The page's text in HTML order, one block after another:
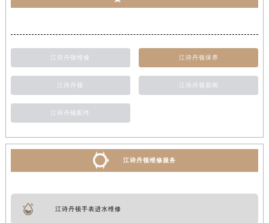
江诗丹顿维修 江诗丹顿保养
江诗丹顿 江诗丹顿新闻
江诗丹顿配件
江诗丹顿维修服务
江诗丹顿手表进水维修